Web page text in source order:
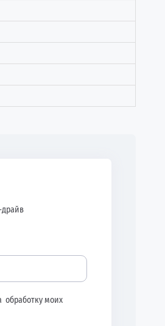
драйв
обработку моих